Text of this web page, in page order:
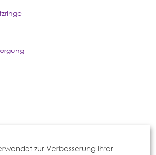
zur Verbesserung Ihrer